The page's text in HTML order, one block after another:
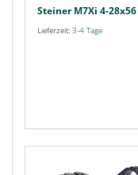
Steiner M7Xi 4-28x56
Lieferzeit: 3-4 Tage